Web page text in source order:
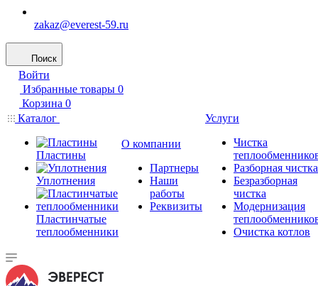
zakaz@everest-59.ru
Поиск
Войти
Избранные товары 0
Корзина 0
Каталог
Пластины
Уплотнения
Пластинчатые
теплообменники
О компании
Партнеры
Наши
работы
Реквизиты
Услуги
Чистка
Разборная чистка
Безразборная
чистка
Модернизация
Очистка котлов